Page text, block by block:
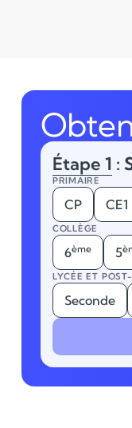
Étape 1 :
PRIMAIRE
CP CE1
COLLÈGE
6ème 5
LYCÉE ET
Seconde